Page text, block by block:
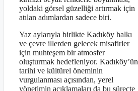
yoldaki görsel güzelliği artırmak için
atılan adımlardan sadece biri.
Yaz aylarıyla birlikte Kadıköy halkı
ve çevre illerden gelecek misafirler
için muhteşem bir atmosfer
oluşturmak hedefleniyor. Kadıköy’ün
tarihi ve kültürel öneminin
vurgulanması açısından, yerel
yönetimin açıklamaları da bu süreçte